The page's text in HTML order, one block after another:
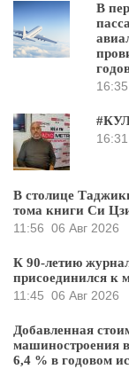
В
16:35
16:31
В столице
тома книги Си
11:56 06 Авг 2026
К 90-летию
присоединился к
11:45 06 Авг 2026
Добавленная
машиностроения
6,4 % в годовом